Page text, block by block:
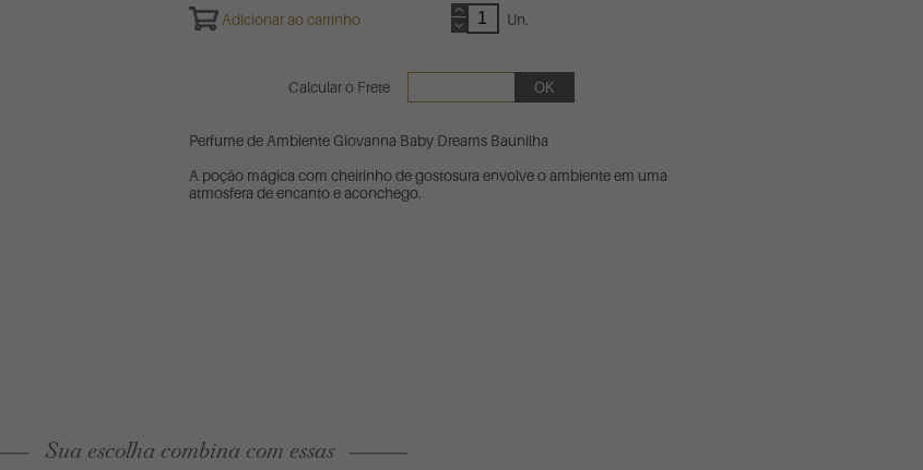
Un.
Adicionar ao carrinho
Calcular o Frete
Perfume de Ambiente Giovanna Baby Dreams Baunilha
A poção mágica com cheirinho de gostosura envolve o ambiente em uma
atmosfera de encanto e aconchego.
Sua escolha combina com essas